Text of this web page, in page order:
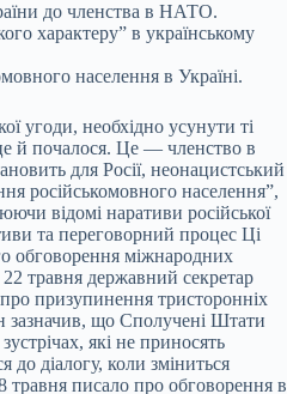
до членства в НАТО.
характеру” в українському
населення в Україні.
угоди, необхідно усунути ті
й почалося. Це — членство в
для Росії, неонацистський
російськомовного населення”,
відомі наративи російської
та переговорний процес Ці
обговорення міжнародних
травня державний секретар
призупинення тристоронніх
зазначив, що Сполучені Штати
які не приносять
до діалогу, коли зміниться
писало про обговорення в